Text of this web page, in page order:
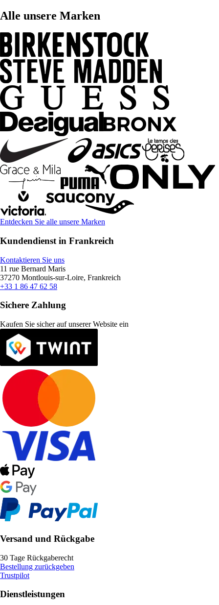
Alle unsere Marken
Entdecken Sie alle unsere Marken
Kundendienst in Frankreich
Kontaktieren Sie uns
11 rue Bernard Maris
37270 Montlouis-sur-Loire, Frankreich
+33 1 86 47 62 58
Sichere Zahlung
Kaufen Sie sicher auf unserer Website ein
Versand und Rückgabe
30 Tage Rückgaberecht
Bestellung zurückgeben
Trustpilot
Dienstleistungen